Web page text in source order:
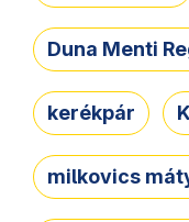
Duna Menti
kerékpár
milkovics